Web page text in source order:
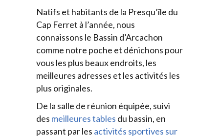
Natifs et habitants de la Presqu’île du
Cap Ferret à l’année, nous
connaissons le Bassin d’Arcachon
comme notre poche et dénichons pour
vous les plus beaux endroits, les
meilleures adresses et les activités les
plus originales.
De la salle de réunion équipée, suivi
des meilleures tables du bassin, en
passant par les activités sportives sur